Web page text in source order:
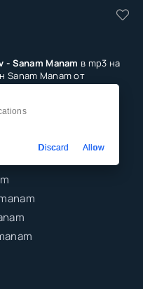
- Sanam Manam в mp3 на
Sanam Manam от
бесплатно
Discard Allow